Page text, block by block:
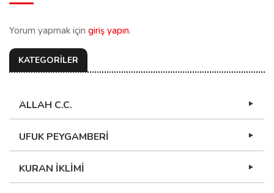
Yorum yapmak için giriş yapın.
KATEGORİLER
ALLAH C.C.
UFUK PEYGAMBERİ
KURAN İKLİMİ